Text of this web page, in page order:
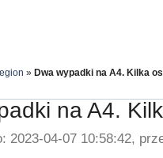
» Dwa wypadki na A4. Kilka
na A4.
2023-04-07 10:58:42,